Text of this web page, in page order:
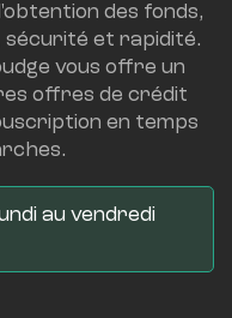
des fonds,
et rapidité.
vous offre un
offres de crédit
en temps
au vendredi